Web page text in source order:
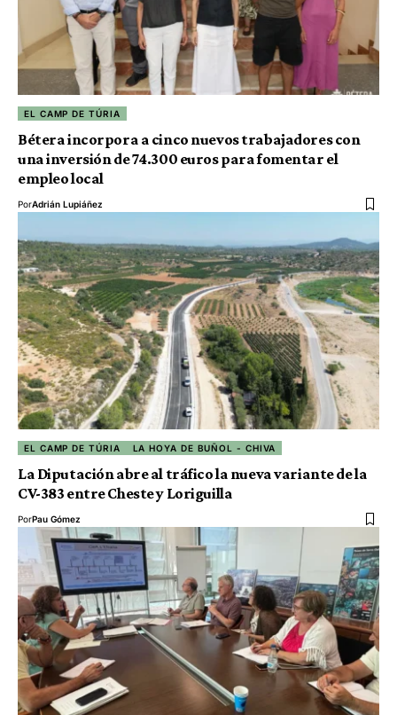
EL CAMP DE TÚRIA
Bétera incorpora a cinco nuevos trabajadores con
una inversión de 74.300 euros para fomentar el
empleo local
PorAdrián Lupiáñez
EL CAMP DE TÚRIA LA HOYA DE BUÑOL - CHIVA
La Diputación abre al tráfico la nueva variante de la
CV-383 entre Cheste y Loriguilla
PorPau Gómez